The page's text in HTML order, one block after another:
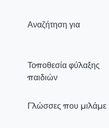
Αναζήτηση για
Τοποθεσία φύλαξης
παιδιών
Γλώσσες που μιλάμε